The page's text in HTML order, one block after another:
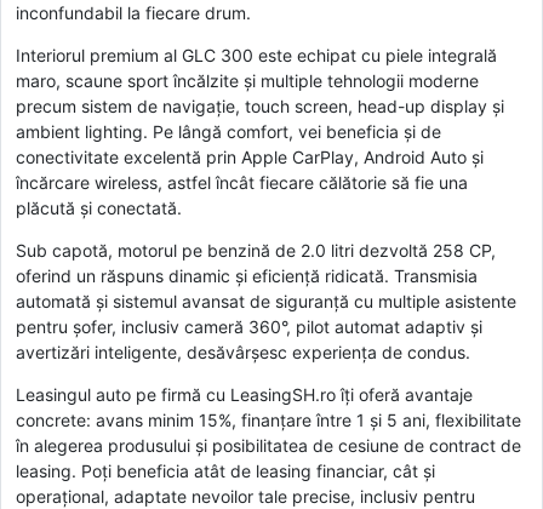
inconfundabil la fiecare drum.
Interiorul premium al GLC 300 este echipat cu piele integrală
maro, scaune sport încălzite și multiple tehnologii moderne
precum sistem de navigație, touch screen, head-up display și
ambient lighting. Pe lângă comfort, vei beneficia și de
conectivitate excelentă prin Apple CarPlay, Android Auto și
încărcare wireless, astfel încât fiecare călătorie să fie una
plăcută și conectată.
Sub capotă, motorul pe benzină de 2.0 litri dezvoltă 258 CP,
oferind un răspuns dinamic și eficiență ridicată. Transmisia
automată și sistemul avansat de siguranță cu multiple asistente
pentru șofer, inclusiv cameră 360°, pilot automat adaptiv și
avertizări inteligente, desăvârșesc experiența de condus.
Leasingul auto pe firmă cu LeasingSH.ro îți oferă avantaje
concrete: avans minim 15%, finanțare între 1 și 5 ani, flexibilitate
în alegerea produsului și posibilitatea de cesiune de contract de
leasing. Poți beneficia atât de leasing financiar, cât și
operațional, adaptate nevoilor tale precise, inclusiv pentru